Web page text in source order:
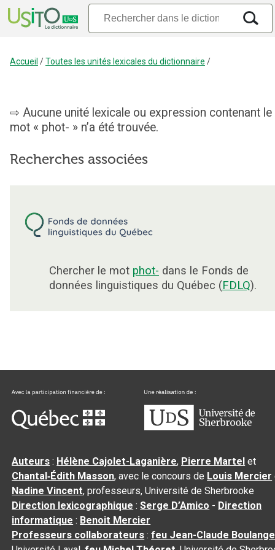
Accueil /Toutes les unités lexicales du dictionnaire /
Aucune unité lexicale ou expression contenant le
mot « phot- » n’a été trouvée.
Recherches associées
Chercher le mot phot- dans le Fonds de
données linguistiques du Québec (FDLQ).
Auteurs : Hélène Cajolet-Laganière, Pierre Martel et
Chantal‑Édith Masson, avec le concours de Louis Mercier
Nadine Vincent, professeurs, Université de Sherbrooke
Direction lexicographique :Serge D’Amico - Direction
informatique : Benoit Mercier
Professeurs collaborateurs :feu Jean-Claude